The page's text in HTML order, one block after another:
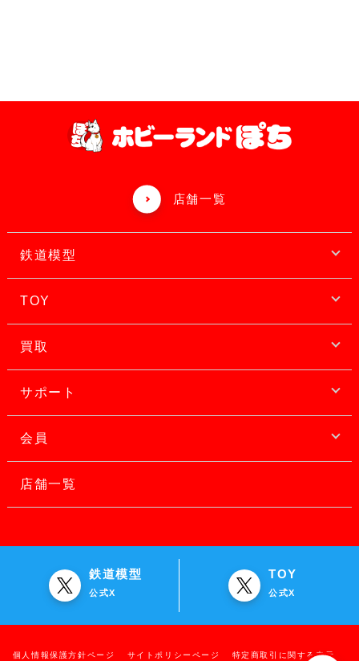
店舗一覧
鉄道模型
TOY
買取
サポート
会員
店舗一覧
鉄道模型
公式X
TOY
公式X
個人情報保護方針ページ サイトポリシーページ 特定商取引に関する表示